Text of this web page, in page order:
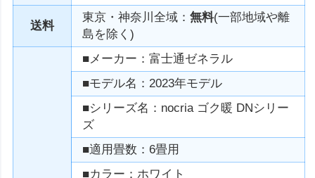
送料
東京・神奈川全域：無料(一部地域や離
島を除く)
■メーカー：富士通ゼネラル
■モデル名：2023年モデル
■シリーズ名：nocria ゴク暖 DNシリー
ズ
■適用畳数：6畳用
■カラー：ホワイト